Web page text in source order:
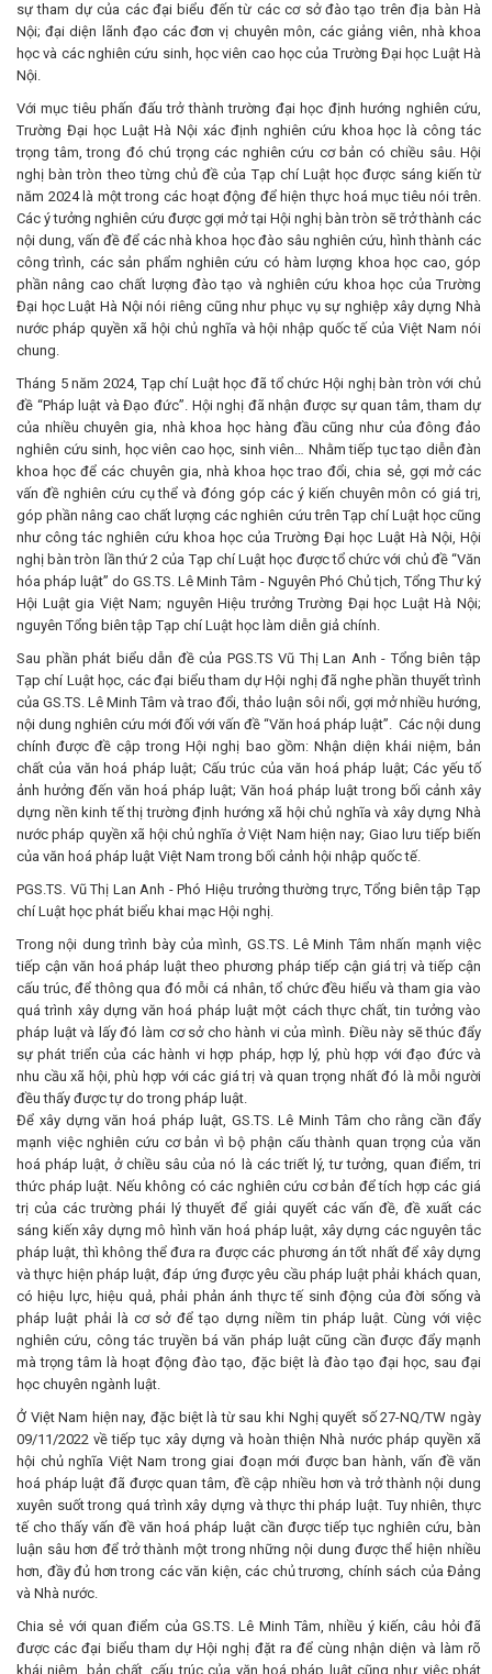
sự tham dự của các đại biểu đến từ các cơ sở đào tạo trên địa bàn Hà
Nội; đại diện lãnh đạo các đơn vị chuyên môn, các giảng viên, nhà khoa
học và các nghiên cứu sinh, học viên cao học của Trường Đại học Luật Hà
Nội.
Với mục tiêu phấn đấu trở thành trường đại học định hướng nghiên cứu,
Trường Đại học Luật Hà Nội xác định nghiên cứu khoa học là công tác
trọng tâm, trong đó chú trọng các nghiên cứu cơ bản có chiều sâu. Hội
nghị bàn tròn theo từng chủ đề của Tạp chí Luật học được sáng kiến từ
năm 2024 là một trong các hoạt động để hiện thực hoá mục tiêu nói trên.
Các ý tưởng nghiên cứu được gợi mở tại Hội nghị bàn tròn sẽ trở thành các
nội dung, vấn đề để các nhà khoa học đào sâu nghiên cứu, hình thành các
công trình, các sản phẩm nghiên cứu có hàm lượng khoa học cao, góp
phần nâng cao chất lượng đào tạo và nghiên cứu khoa học của Trường
Đại học Luật Hà Nội nói riêng cũng như phục vụ sự nghiệp xây dựng Nhà
nước pháp quyền xã hội chủ nghĩa và hội nhập quốc tế của Việt Nam nói
chung.
Tháng 5 năm 2024, Tạp chí Luật học đã tổ chức Hội nghị bàn tròn với chủ
đề “Pháp luật và Đạo đức”. Hội nghị đã nhận được sự quan tâm, tham dự
của nhiều chuyên gia, nhà khoa học hàng đầu cũng như của đông đảo
nghiên cứu sinh, học viên cao học, sinh viên… Nhằm tiếp tục tạo diễn đàn
khoa học để các chuyên gia, nhà khoa học trao đổi, chia sẻ, gợi mở các
vấn đề nghiên cứu cụ thể và đóng góp các ý kiến chuyên môn có giá trị,
góp phần nâng cao chất lượng các nghiên cứu trên Tạp chí Luật học cũng
như công tác nghiên cứu khoa học của Trường Đại học Luật Hà Nội, Hội
nghị bàn tròn lần thứ 2 của Tạp chí Luật học được tổ chức với chủ đề “Văn
hóa pháp luật” do GS.TS. Lê Minh Tâm - Nguyên Phó Chủ tịch, Tổng Thư ký
Hội Luật gia Việt Nam; nguyên Hiệu trưởng Trường Đại học Luật Hà Nội;
nguyên Tổng biên tập Tạp chí Luật học làm diễn giả chính.
Sau phần phát biểu dẫn đề của PGS.TS Vũ Thị Lan Anh - Tổng biên tập
Tạp chí Luật học, các đại biểu tham dự Hội nghị đã nghe phần thuyết trình
của GS.TS. Lê Minh Tâm và trao đổi, thảo luận sôi nổi, gợi mở nhiều hướng,
nội dung nghiên cứu mới đối với vấn đề “Văn hoá pháp luật”. Các nội dung
chính được đề cập trong Hội nghị bao gồm: Nhận diện khái niệm, bản
chất của văn hoá pháp luật; Cấu trúc của văn hoá pháp luật; Các yếu tố
ảnh hưởng đến văn hoá pháp luật; Văn hoá pháp luật trong bối cảnh xây
dựng nền kinh tế thị trường định hướng xã hội chủ nghĩa và xây dựng Nhà
nước pháp quyền xã hội chủ nghĩa ở Việt Nam hiện nay; Giao lưu tiếp biến
của văn hoá pháp luật Việt Nam trong bối cảnh hội nhập quốc tế.
PGS.TS. Vũ Thị Lan Anh - Phó Hiệu trưởng thường trực, Tổng biên tập Tạp
chí Luật học phát biểu khai mạc Hội nghị.
Trong nội dung trình bày của mình, GS.TS. Lê Minh Tâm nhấn mạnh việc
tiếp cận văn hoá pháp luật theo phương pháp tiếp cận giá trị và tiếp cận
cấu trúc, để thông qua đó mỗi cá nhân, tổ chức đều hiểu và tham gia vào
quá trình xây dựng văn hoá pháp luật một cách thực chất, tin tưởng vào
pháp luật và lấy đó làm cơ sở cho hành vi của mình. Điều này sẽ thúc đẩy
sự phát triển của các hành vi hợp pháp, hợp lý, phù hợp với đạo đức và
nhu cầu xã hội, phù hợp với các giá trị và quan trọng nhất đó là mỗi người
đều thấy được tự do trong pháp luật.
Để xây dựng văn hoá pháp luật, GS.TS. Lê Minh Tâm cho rằng cần đẩy
mạnh việc nghiên cứu cơ bản vì bộ phận cấu thành quan trọng của văn
hoá pháp luật, ở chiều sâu của nó là các triết lý, tư tưởng, quan điểm, tri
thức pháp luật. Nếu không có các nghiên cứu cơ bản để tích hợp các giá
trị của các trường phái lý thuyết để giải quyết các vấn đề, đề xuất các
sáng kiến xây dựng mô hình văn hoá pháp luật, xây dựng các nguyên tắc
pháp luật, thì không thể đưa ra được các phương án tốt nhất để xây dựng
và thực hiện pháp luật, đáp ứng được yêu cầu pháp luật phải khách quan,
có hiệu lực, hiệu quả, phải phản ánh thực tế sinh động của đời sống và
pháp luật phải là cơ sở để tạo dựng niềm tin pháp luật. Cùng với việc
nghiên cứu, công tác truyền bá văn pháp luật cũng cần được đẩy mạnh
mà trọng tâm là hoạt động đào tạo, đặc biệt là đào tạo đại học, sau đại
học chuyên ngành luật.
Ở Việt Nam hiện nay, đặc biệt là từ sau khi Nghị quyết số 27-NQ/TW ngày
09/11/2022 về tiếp tục xây dựng và hoàn thiện Nhà nước pháp quyền xã
hội chủ nghĩa Việt Nam trong giai đoạn mới được ban hành, vấn đề văn
hoá pháp luật đã được quan tâm, đề cập nhiều hơn và trở thành nội dung
xuyên suốt trong quá trình xây dựng và thực thi pháp luật. Tuy nhiên, thực
tế cho thấy vấn đề văn hoá pháp luật cần được tiếp tục nghiên cứu, bàn
luận sâu hơn để trở thành một trong những nội dung được thể hiện nhiều
hơn, đầy đủ hơn trong các văn kiện, các chủ trương, chính sách của Đảng
và Nhà nước.
Chia sẻ với quan điểm của GS.TS. Lê Minh Tâm, nhiều ý kiến, câu hỏi đã
được các đại biểu tham dự Hội nghị đặt ra để cùng nhận diện và làm rõ
khái niệm, bản chất, cấu trúc của văn hoá pháp luật cũng như việc phát